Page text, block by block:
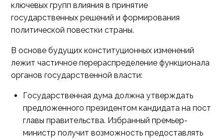
ключевых групп влияния в принятие
государственных решений и формирования
политической повестки страны.
В основе будущих конституционных изменений
лежит частичное перераспределение функционала
органов государственной власти:
Государственная дума должна утверждать
предложенного президентом кандидата на пост
главы правительства. Избранный премьер-
министр получит возможность предоставлять